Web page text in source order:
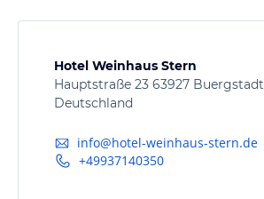
Hotel Weinhaus Stern
Hauptstraße 23 63927 Buergstadt
Deutschland
info@hotel-weinhaus-stern.de
+49937140350